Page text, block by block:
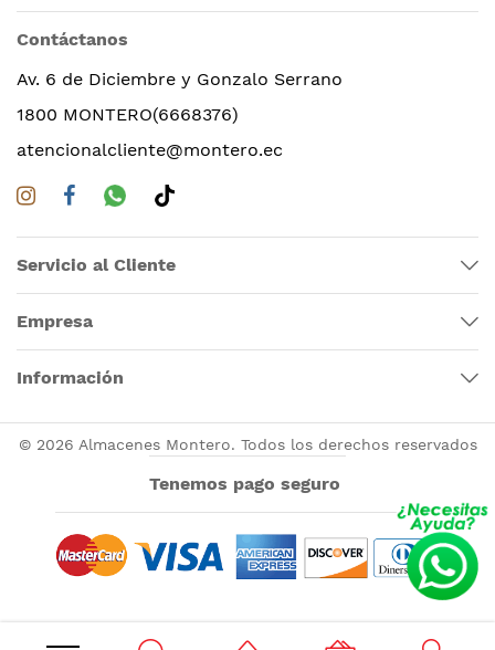
Contáctanos
Av. 6 de Diciembre y Gonzalo Serrano
1800 MONTERO(6668376)
atencionalcliente@montero.ec
Servicio al Cliente
Empresa
Información
© 2026 Almacenes Montero. Todos los derechos reservados
Tenemos pago seguro